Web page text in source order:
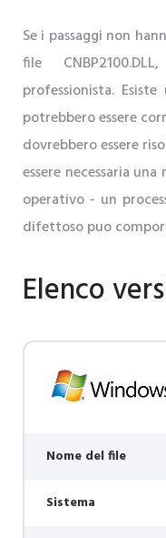
Se i passaggi non
file
professionista.
potrebbero essere
dovrebbero essere
essere necessaria
operativo - un
difettoso puo
Elenco
Nome del file
Sistema